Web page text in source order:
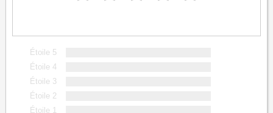
Étoile 5
Étoile 4
Étoile 3
Étoile 2
Étoile 1